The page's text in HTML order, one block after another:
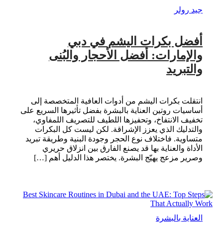
جيد رولر
أفضل بكرات اليشم في دبي
والإمارات: أفضل الأحجار والبُنى
والتبريد
انتقلت بكرات اليشم من أدوات العافية المتخصصة إلى
أساسيات روتين العناية بالبشرة بفضل تأثيرها السريع على
تخفيف الانتفاخ، وتحفيزها اللطيف للتصريف اللمفاوي،
والتدليك الذي يعزز الإشراقة. لكن ليست كل البكرات
متساوية. فاختلاف نوع الحجر وجودة البنية وطريقة تبريد
الأداة والعناية بها قد يصنع الفارق بين انزلاق حريري
وصرير مزعج يهيّج البشرة. يختصر هذا الدليل أهم […]
العناية بالبشرة